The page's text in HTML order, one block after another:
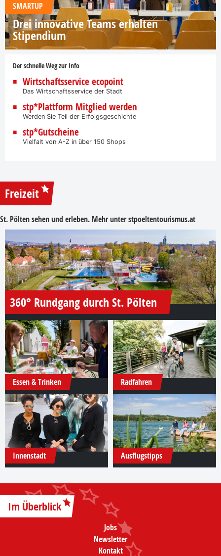
SMARTUP
Drei innovative Teams erhalten
Stipendium
Der schnelle Weg zur Info
Wirtschaftsservice ecopoint
Das Wirtschaftsservice der Stadt
stp*Plattform Mitglied werden
Werden Sie Teil der Erfolgsgeschichte
stp*Gutscheine
Vielfalt von A-Z in über 150 Shops
Freizeit
St. Pölten sehen und erleben. Mehr unterstpoeltentourismus.at
360° Rundgang durch St. Pölten
Essen & Trinken Radfahren
Innenstadt Ausflugstipps
Im Überblick
Jobs
Newsletter
Kontakt